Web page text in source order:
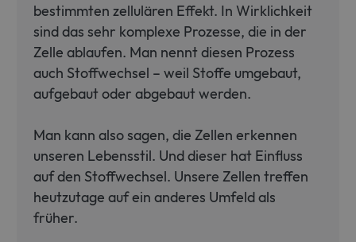
bestimmten zellulären Effekt. In Wirklichkeit
sind das sehr komplexe Prozesse, die in der
Zelle ablaufen. Man nennt diesen Prozess
auch Stoffwechsel – weil Stoffe umgebaut,
aufgebaut oder abgebaut werden.
Man kann also sagen, die Zellen erkennen
unseren Lebensstil. Und dieser hat Einfluss
auf den Stoffwechsel. Unsere Zellen treffen
heutzutage auf ein anderes Umfeld als
früher.